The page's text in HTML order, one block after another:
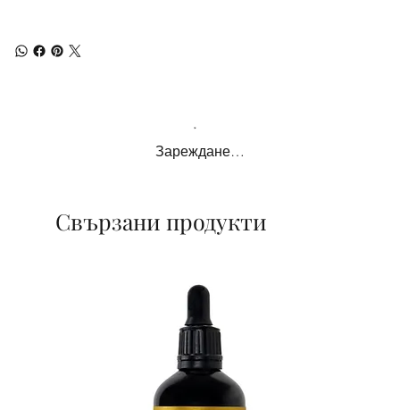
Зареждане…
Свързани продукти